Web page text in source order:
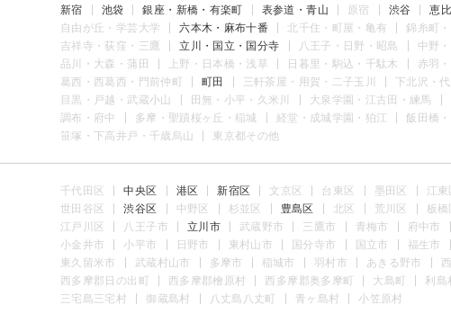
新宿 池袋 銀座・新橋・有楽町 表参道・青山 原宿 渋谷
恵
自由が丘・学芸大学
六本木・麻布十番 北千住・町屋・亀有
錦糸町
吉祥寺・荻窪・三鷹
立川・国立・国分寺 八王子・日野・昭島
中野
品川・大森・蒲田
上野・日本橋・浅草 日暮里・駒込・千駄木
赤羽
葛西・西葛西・門前仲町
町田 三軒茶屋・用賀・二子玉川 下北沢・
目黒・戸越・武蔵小山
田無・小平・久米川 大泉学園・江古田・練馬
調布・府中
多摩・聖蹟桜ヶ丘・稲城 経堂・成城学園・狛江
飯田橋
笹塚・下高井戸・千歳烏山
東京都その他
千代田区 中央区 港区 新宿区 文京区 台東区 墨田区 江東
世田谷区
渋谷区 中野区 杉並区 豊島区 北区 荒川区 板橋
江戸川区
八王子市 立川市 武蔵野市 三鷹市 青梅市 府中市
小金井市
小平市 日野市 東村山市 国分寺市 国立市 福生市
東久留米市
武蔵村山市 多摩市 稲城市 羽村市 あきる野市
西多摩郡日の出町
西多摩郡檜原村 西多摩郡奥多摩町 大島町 利島
三宅島三宅村
御蔵島村 八丈島八丈町 青ヶ島村 小笠原村